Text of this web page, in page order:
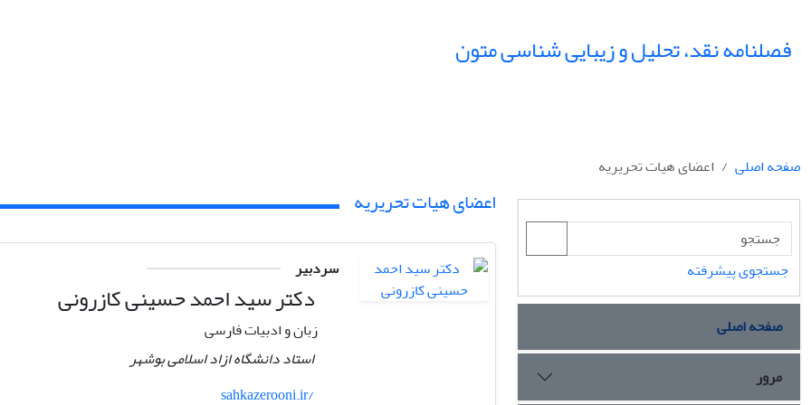
فصلنامه نقد، تحلیل و زیبایی شناسی متون
صفحه اصلی اعضای هیات تحریریه
جستجوی پیشرفته
صفحه اصلی
مرور
اعضای هیات تحریریه
سردبیر
دکتر سید احمد حسینی کازرونی
زبان و ادبیات فارسی
استاد دانشگاه ازاد اسلامی بوشهر
sahkazerooni.ir/